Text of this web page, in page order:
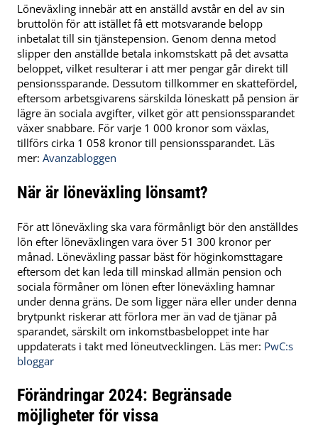
Löneväxling innebär att en anställd avstår en del av sin
bruttolön för att istället få ett motsvarande belopp
inbetalat till sin tjänstepension. Genom denna metod
slipper den anställde betala inkomstskatt på det avsatta
beloppet, vilket resulterar i att mer pengar går direkt till
pensionssparande. Dessutom tillkommer en skattefördel,
eftersom arbetsgivarens särskilda löneskatt på pension är
lägre än sociala avgifter, vilket gör att pensionssparandet
växer snabbare. För varje 1 000 kronor som växlas,
tillförs cirka 1 058 kronor till pensionssparandet​. Läs
mer: Avanzabloggen
När är löneväxling lönsamt?
För att löneväxling ska vara förmånligt bör den anställdes
lön efter löneväxlingen vara över 51 300 kronor per
månad. Löneväxling passar bäst för höginkomsttagare
eftersom det kan leda till minskad allmän pension och
sociala förmåner om lönen efter löneväxling hamnar
under denna gräns. De som ligger nära eller under denna
brytpunkt riskerar att förlora mer än vad de tjänar på
sparandet, särskilt om inkomstbasbeloppet inte har
uppdaterats i takt med löneutvecklingen​. Läs mer: PwC:s
bloggar
Förändringar 2024: Begränsade
möjligheter för vissa